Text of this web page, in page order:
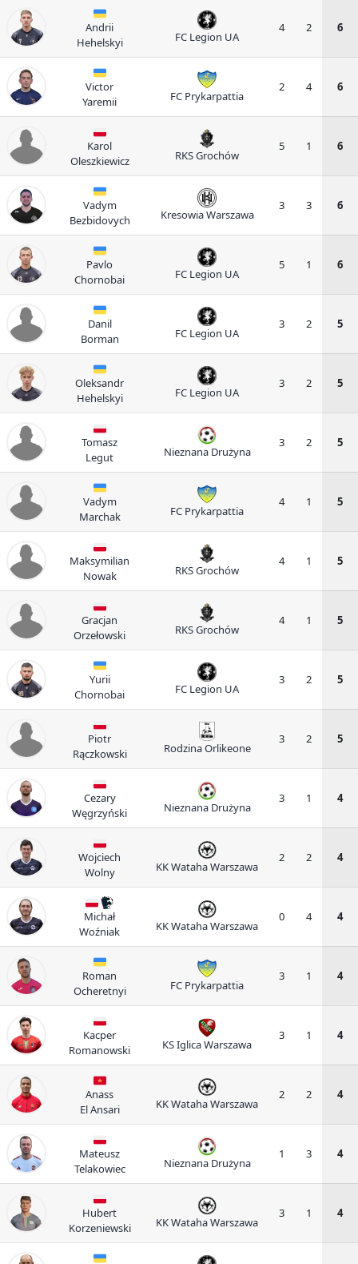
Andrii
Hehelskyi
FC Legion UA
4 2 6
Victor
Yaremii
FC Prykarpattia
2 4 6
Karol
Oleszkiewicz
RKS Grochów
5 1 6
Vadym
Bezbidovych
Kresowia Warszawa
3 3 6
Pavlo
Chornobai
FC Legion UA
5 1 6
Danil
Borman
FC Legion UA
3 2 5
Oleksandr
Hehelskyi
FC Legion UA
3 2 5
Tomasz
Legut
Nieznana Drużyna
3 2 5
Vadym
Marchak
FC Prykarpattia
4 1 5
Maksymilian
Nowak
RKS Grochów
4 1 5
Gracjan
Orzełowski
RKS Grochów
4 1 5
Yurii
Chornobai
FC Legion UA
3 2 5
Piotr
Rączkowski
Rodzina Orlikeone
3 2 5
Cezary
Węgrzyński
Nieznana Drużyna
3 1 4
Wojciech
Wolny
KK Wataha Warszawa
2 2 4
Michał
Woźniak
KK Wataha Warszawa
0 4 4
Roman
Ocheretnyi
FC Prykarpattia
3 1 4
Kacper
Romanowski
KS Iglica Warszawa
3 1 4
Anass
El Ansari
KK Wataha Warszawa
2 2 4
Mateusz
Telakowiec
Nieznana Drużyna
1 3 4
Hubert
Korzeniewski
KK Wataha Warszawa
3 1 4